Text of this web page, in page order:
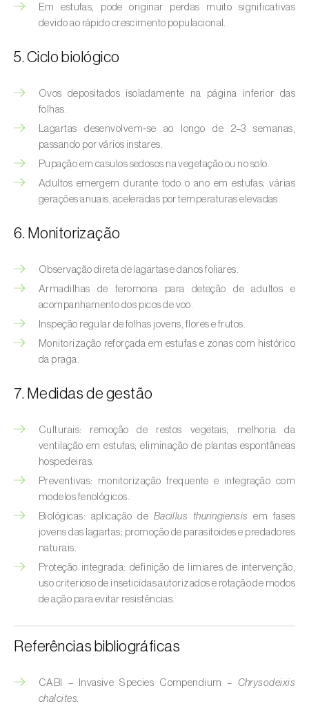
Bichado-da-castanha-do-cedo (Pammene
Bichado-da-castanha-do-tarde (
Bichado-da-castanha-intermédio (
fagiglandana)
Bichado-da-fruta (Cydia pomonella)
Borboleta-branca-grande-da-couve (Pieris
brassicae)
Borboleta-branca-pequena-da-couve
Broca-africana-do-caule-do-milho
Busseola fusca)
Broca-do-chá (Euwallacea fornicatus, E.
fornicatior, E. perbrevis e E. kuroshio)
Diatraea saccharalis)
Broca-do-milho ( Sesamia nonagrioides )
Broca-dos-ramos-do-pessegueiro (
Anarsia
lineatella
Broca-listrada-do-caule-do-arroz (
suppressalis)
Broca-pequena-do-tomateiro
(
Neoleucinodes elegantalis)
Broca-vermelha (Cossus cossus
Cigarrinha-espumadora (Philaenus
Cigarrinhas (
Em estufas, pode originar perdas muito significativas
devido ao rápido crescimento populacional.
5. Ciclo biológico
Ovos depositados isoladamente na página inferior das
folhas.
Lagartas desenvolvem‑se ao longo de 2–3 semanas,
passando por vários instares.
Pupação em casulos sedosos na vegetação ou no solo.
Adultos emergem durante todo o ano em estufas; várias
gerações anuais, aceleradas por temperaturas elevadas.
6. Monitorização
Observação direta de lagartas e danos foliares.
Armadilhas de feromona para deteção de adultos e
acompanhamento dos picos de voo.
Inspeção regular de folhas jovens, flores e frutos.
Monitorização reforçada em estufas e zonas com histórico
da praga.
7. Medidas de gestão
Culturais: remoção de restos vegetais; melhoria da
ventilação em estufas; eliminação de plantas espontâneas
hospedeiras.
Preventivas: monitorização frequente e integração com
modelos fenológicos.
Biológicas: aplicação de Bacillus thuringiensis em fases
jovens das lagartas; promoção de parasitoides e predadores
naturais.
Proteção integrada: definição de limiares de intervenção,
uso criterioso de inseticidas autorizados e rotação de modos
de ação para evitar resistências.
Referências bibliográficas
CABI – Invasive Species Compendium – Chrysodeixis
chalcites.